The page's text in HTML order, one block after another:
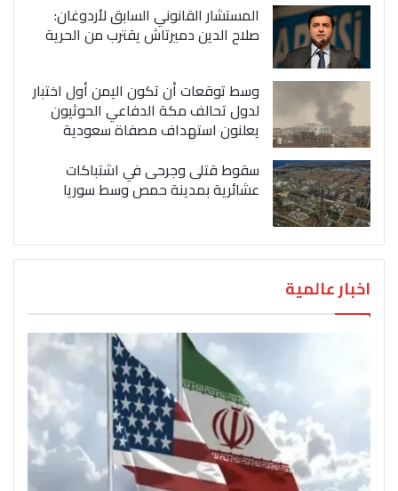
المستشار القانوني السابق لأردوغان:
صلاح الدين دميرتاش يقترب من الحرية
وسط توقعات أن تكون اليمن أول اختبار
لدول تحالف مكة الدفاعي الحوثيون
يعلنون استهداف مصفاة سعودية
سقوط قتلى وجرحى في اشتباكات
عشائرية بمدينة حمص وسط سوريا
اخبار عالمية